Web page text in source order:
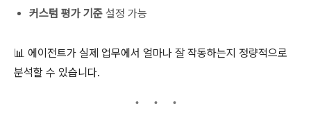
커스텀 평가 기준 설정 가능
📊 에이전트가 실제 업무에서 얼마나 잘 작동하는지 정량적으로
분석할 수 있습니다.